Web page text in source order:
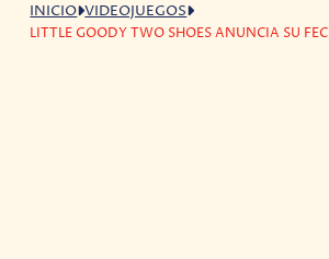
INICIO VIDEOJUEGOS
LITTLE GOODY TWO SHOES ANUNCIA SU